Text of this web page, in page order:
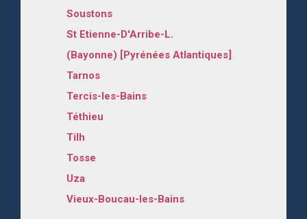
Soustons
St Etienne-D'Arribe-L.
(Bayonne) [Pyrénées Atlantiques]
Tarnos
Tercis-les-Bains
Téthieu
Tilh
Tosse
Uza
Vieux-Boucau-les-Bains